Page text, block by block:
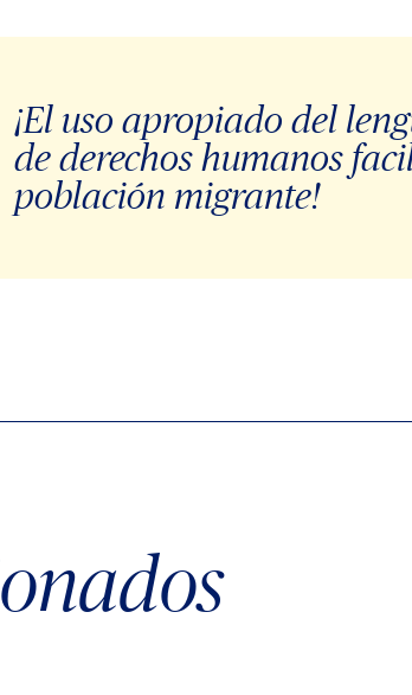
¡El uso apropiado del
de derechos humanos
población migrante!